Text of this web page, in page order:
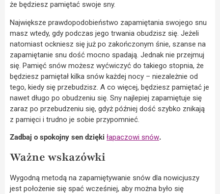
że będziesz pamiętać swoje sny.
Największe prawdopodobieństwo zapamiętania swojego snu
masz wtedy, gdy podczas jego trwania obudzisz się. Jeżeli
natomiast ockniesz się już po zakończonym śnie, szanse na
zapamiętanie snu dość mocno spadają. Jednak nie przejmuj
się. Pamięć snów możesz wyćwiczyć do takiego stopnia, że
będziesz pamiętał kilka snów każdej nocy – niezależnie od
tego, kiedy się przebudzisz. A co więcej, będziesz pamiętać je
nawet długo po obudzeniu się. Sny najlepiej zapamiętuje się
zaraz po przebudzeniu się, gdyż później dość szybko znikają
z pamięci i trudno je sobie przypomnieć.
Zadbaj o spokojny sen dzięki łapaczowi snów.
Ważne wskazówki
Wygodną metodą na zapamiętywanie snów dla nowicjuszy
jest położenie się spać wcześniej, aby można było się